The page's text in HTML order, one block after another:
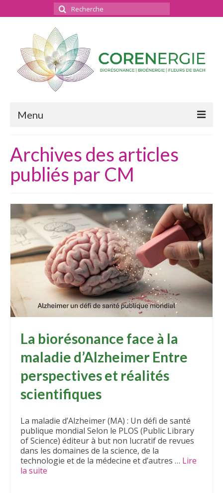
Rechercher
:
Menu
Bioénergie
Bilan énergétique – La séance
Conseils en Fleurs de Bach
Vos fleurs de Bach
L’Esprit de la Méthode Bach
Nos Compagnons et les Fleurs de Bach
La vie du Docteur Bach
Biorésonance
Contact
Conseils & Actualités
Comprendre
Mieux vivre ici
Le Cabinet
Archives des articles
publiés par CM
La biorésonance face à la
maladie d’Alzheimer Entre
perspectives et réalités
scientifiques
La maladie d’Alzheimer (MA) : Un défi de santé
publique mondial Selon le PLOS (Public Library
of Science) éditeur à but non lucratif de revues
dans les domaines de la science, de la
technologie et de la médecine et d’autres … Lire
la suite­­